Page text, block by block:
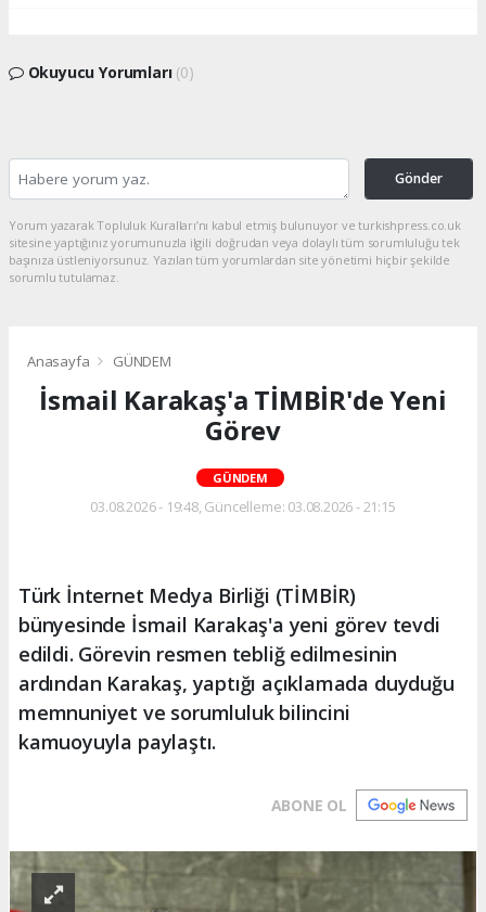
Okuyucu Yorumları (0)
Gönder
Yorum yazarak Topluluk Kuralları’nı kabul etmiş bulunuyor ve turkishpress.co.uk
sitesine yaptığınız yorumunuzla ilgili doğrudan veya dolaylı tüm sorumluluğu tek
başınıza üstleniyorsunuz. Yazılan tüm yorumlardan site yönetimi hiçbir şekilde
sorumlu tutulamaz.
Anasayfa GÜNDEM
İsmail Karakaş'a TİMBİR'de Yeni
Görev
GÜNDEM
03.08.2026 - 19:48, Güncelleme: 03.08.2026 - 21:15
Türk İnternet Medya Birliği (TİMBİR)
bünyesinde İsmail Karakaş'a yeni görev tevdi
edildi. Görevin resmen tebliğ edilmesinin
ardından Karakaş, yaptığı açıklamada duyduğu
memnuniyet ve sorumluluk bilincini
kamuoyuyla paylaştı.
ABONE OL